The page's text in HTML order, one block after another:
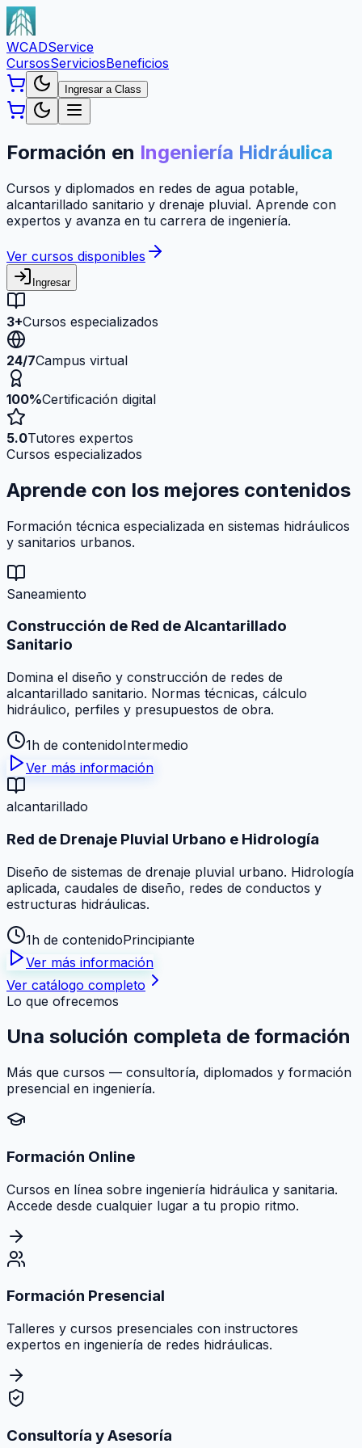
WCADService
CursosServiciosBeneficios
Ingresar a Class
Formación en Ingeniería Hidráulica
Cursos y diplomados en redes de agua potable,
alcantarillado sanitario y drenaje pluvial. Aprende con
expertos y avanza en tu carrera de ingeniería.
Ver cursos disponibles
Ingresar
3+Cursos especializados
24/7Campus virtual
100%Certificación digital
5.0Tutores expertos
Cursos especializados
Aprende con los mejores contenidos
Formación técnica especializada en sistemas hidráulicos
y sanitarios urbanos.
Saneamiento
Construcción de Red de Alcantarillado
Sanitario
Domina el diseño y construcción de redes de
alcantarillado sanitario. Normas técnicas, cálculo
hidráulico, perfiles y presupuestos de obra.
1h de contenidoIntermedio
Ver más información
alcantarillado
Red de Drenaje Pluvial Urbano e Hidrología
Diseño de sistemas de drenaje pluvial urbano. Hidrología
aplicada, caudales de diseño, redes de conductos y
estructuras hidráulicas.
1h de contenidoPrincipiante
Ver más información
Ver catálogo completo
Lo que ofrecemos
Una solución completa de formación
Más que cursos — consultoría, diplomados y formación
presencial en ingeniería.
Formación Online
Cursos en línea sobre ingeniería hidráulica y sanitaria.
Accede desde cualquier lugar a tu propio ritmo.
Formación Presencial
Talleres y cursos presenciales con instructores
expertos en ingeniería de redes hidráulicas.
Consultoría y Asesoría